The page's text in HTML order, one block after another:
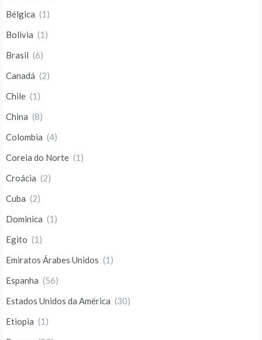
Bélgica (1)
Bolivia (1)
Brasil (6)
Canadá (2)
Chile (1)
China (8)
Colombia (4)
Coreia do Norte (1)
Croácia (2)
Cuba (2)
Dominica (1)
Egito (1)
Emiratos Árabes Unidos (1)
Espanha (56)
Estados Unidos da América (30)
Etiopia (1)